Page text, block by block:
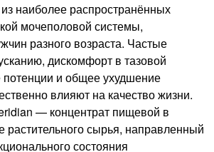
наиболее распространённых
мочеполовой системы,
разного возраста. Частые
дискомфорт в тазовой
потенции и общее ухудшение
влияют на качество жизни.
— концентрат пищевой в
растительного сырья, направленный
состояния